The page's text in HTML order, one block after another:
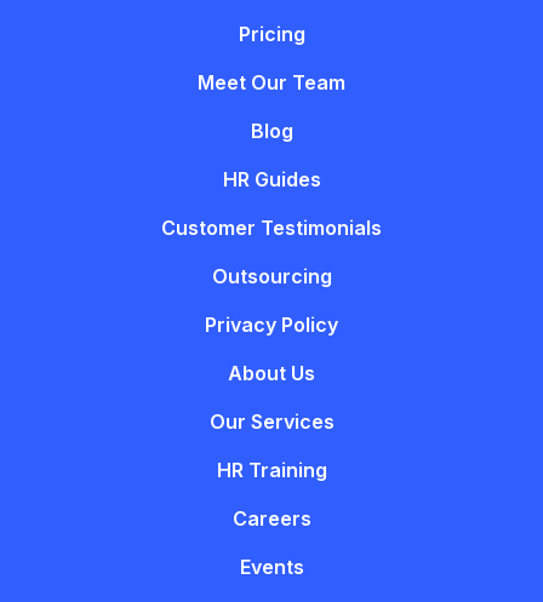
Pricing
Meet Our Team
Blog
HR Guides
Customer Testimonials
Outsourcing
Privacy Policy
About Us
Our Services
HR Training
Careers
Events